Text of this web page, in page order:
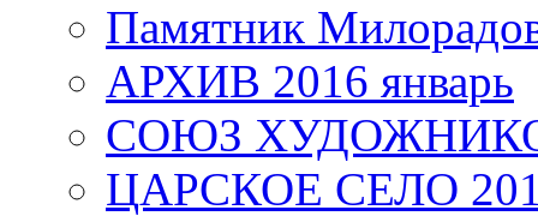
Памятник
АРХИВ 2016 январь
СОЮЗ
ЦАРСКОЕ СЕЛО